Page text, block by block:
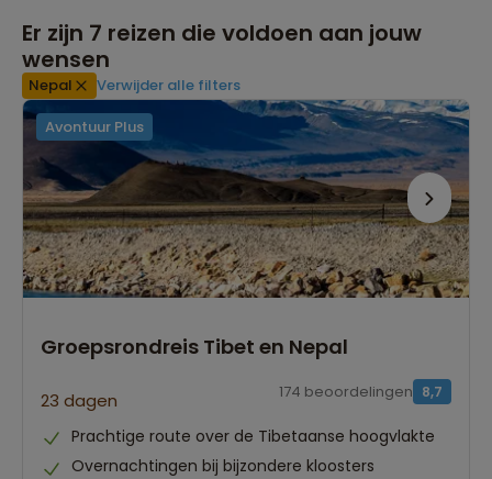
Er zijn 7 reizen die voldoen aan jouw
wensen
Nepal
Verwijder alle filters
Avontuur Plus
Groepsrondreis Tibet en Nepal
23 dagen 8,7
174 beoordelingen
Prachtige route over de Tibetaanse hoogvlakte
Overnachtingen bij bijzondere kloosters